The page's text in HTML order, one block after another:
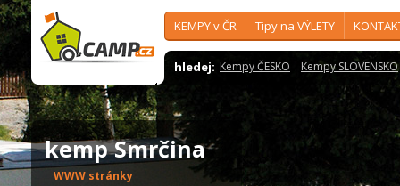
KEMPY v ČR Tipy na VÝLETY
hledej: Kempy ČESKO Kempy SLOVENSKO
kemp Smrčina
WWW stránky